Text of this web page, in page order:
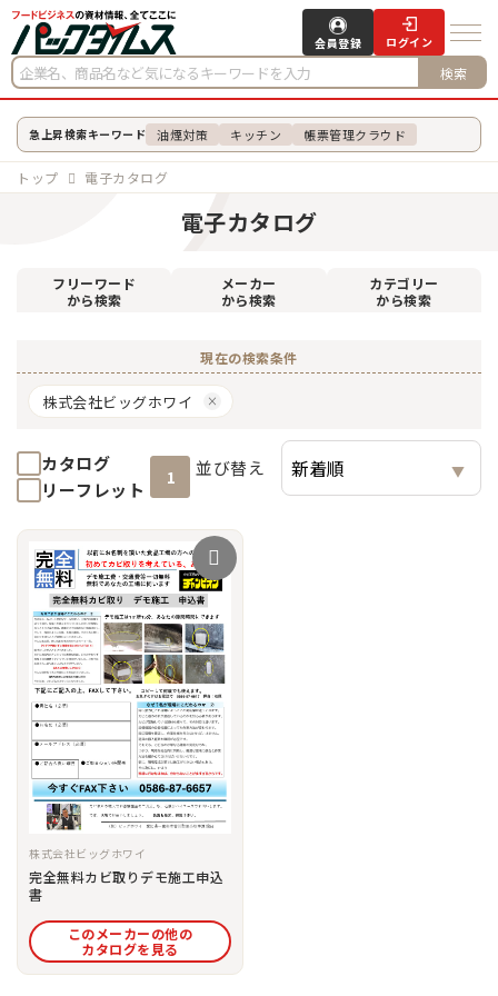
検索
会員登録 ログイン
急上昇検索キーワード 油煙対策 キッチン 帳票管理クラウド
トップ 電子カタログ
電子カタログ
フリーワード
から検索
メーカー
から検索
カテゴリー
から検索
現在の検索条件
株式会社ビッグホワイ
カタログ
リーフレット
1 並び替え
株式会社ビッグホワイ
完全無料カビ取りデモ施工申込
書
このメーカーの他の
カタログを見る